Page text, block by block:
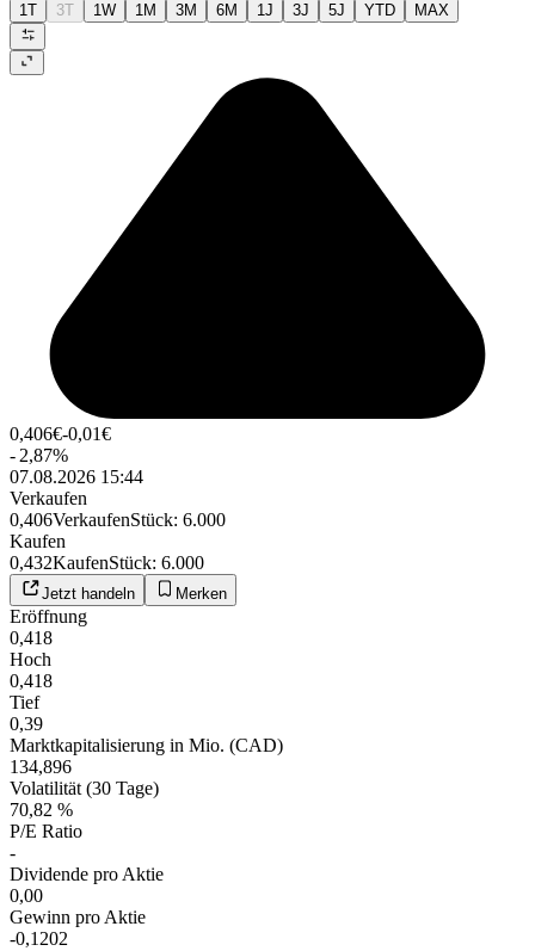
1T 3T 1W 1M 3M 6M 1J 3J 5J YTD MAX
0,406€-0,01€
- 2,87%
07.08.2026 15:44
Verkaufen
0,406VerkaufenStück: 6.000
Kaufen
0,432KaufenStück: 6.000
Jetzt handeln Merken
Eröffnung
0,418
Hoch
0,418
Tief
0,39
Marktkapitalisierung in Mio. (CAD)
134,896
Volatilität (30 Tage)
70,82 %
P/E Ratio
-
Dividende pro Aktie
0,00
Gewinn pro Aktie
-0,1202